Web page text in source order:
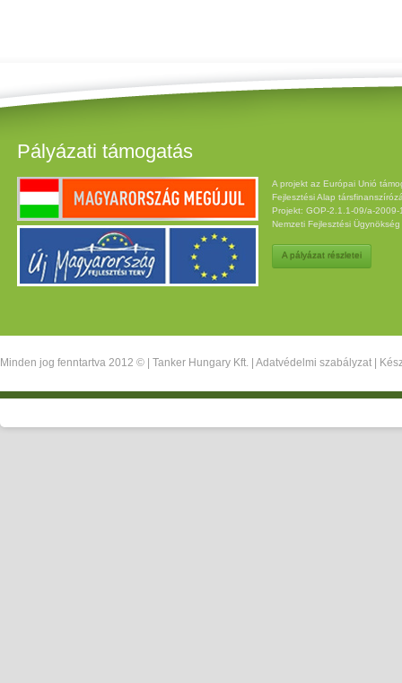
Pályázati támogatás
A projekt az Európai Unió
Fejlesztési Alap
Projekt: GOP-2.1.1-09/a-2009-
Nemzeti Fejlesztési Ügynökség
A pályázat részletei
Minden jog fenntartva 2012 © | Tanker Hungary Kft. Adatvédelmi szabályzat |